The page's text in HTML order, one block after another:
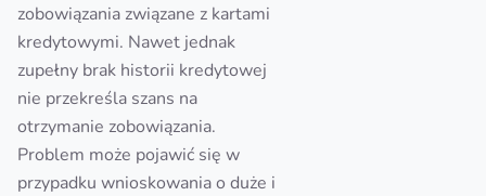
zobowiązania związane z kartami
kredytowymi. Nawet jednak
zupełny brak historii kredytowej
nie przekreśla szans na
otrzymanie zobowiązania.
Problem może pojawić się w
przypadku wnioskowania o duże i